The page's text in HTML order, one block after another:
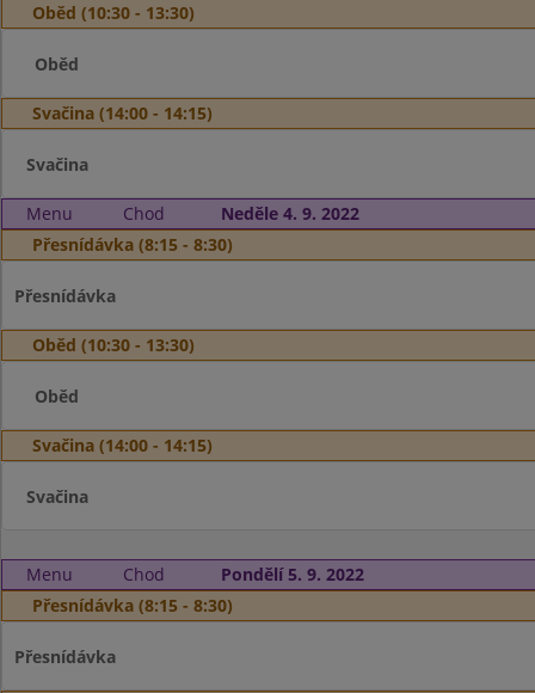
Oběd (10:30 - 13:30)
Oběd
Svačina (14:00 - 14:15)
Svačina
Menu Chod
Neděle 4. 9. 2022
Přesnídávka (8:15 - 8:30)
Přesnídávka
Oběd (10:30 - 13:30)
Oběd
Svačina (14:00 - 14:15)
Svačina
Menu Chod
Pondělí 5. 9. 2022
Přesnídávka (8:15 - 8:30)
Přesnídávka